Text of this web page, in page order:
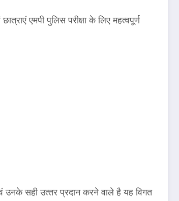
एमपी पुलिस परीक्षा के लिए महत्वपूर्ण
सही उत्‍तर प्रदान करने वाले है यह विगत